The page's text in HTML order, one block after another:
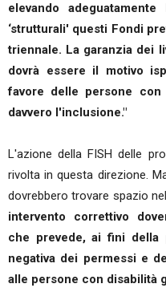
elevando
‘strutturali' questi Fondi
triennale. La garanzia dei
dovrà essere il motivo
favore delle persone con
davvero l'inclusione."
L'azione della FISH delle
rivolta in questa direzione.
dovrebbero trovare spazio
intervento correttivo
che prevede, ai fini della
negativa dei permessi e
alle persone con disabilità